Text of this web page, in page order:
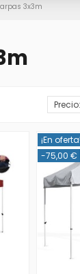
3x3m
¡En oferta!
-75,00 €